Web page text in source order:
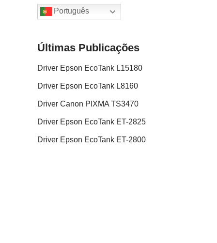
Português
Últimas Publicações
Driver Epson EcoTank L15180
Driver Epson EcoTank L8160
Driver Canon PIXMA TS3470
Driver Epson EcoTank ET-2825
Driver Epson EcoTank ET-2800